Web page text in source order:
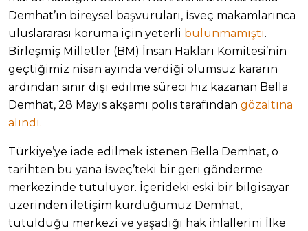
Demhat’ın bireysel başvuruları, İsveç makamlarınca
uluslararası koruma için yeterli bulunmamıştı.
Birleşmiş Milletler (BM) İnsan Hakları Komitesi’nin
geçtiğimiz nisan ayında verdiği olumsuz kararın
ardından sınır dışı edilme süreci hız kazanan Bella
Demhat, 28 Mayıs akşamı polis tarafından gözaltına
alındı.
Türkiye’ye iade edilmek istenen Bella Demhat, o
tarihten bu yana İsveç’teki bir geri gönderme
merkezinde tutuluyor. İçerideki eski bir bilgisayar
üzerinden iletişim kurduğumuz Demhat,
tutulduğu merkezi ve yaşadığı hak ihlallerini İlke